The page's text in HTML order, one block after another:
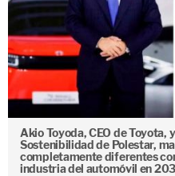
Akio Toyoda, CEO de
Sostenibilidad de Polestar,
completamente diferentes
industria del automóvil en